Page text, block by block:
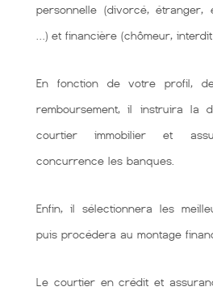
personnelle (divorcé, étranger,
…) et financière (chômeur,
En fonction de votre profil,
remboursement, il instruira la
courtier immobilier et
concurrence les banques.
Enfin, il sélectionnera les
puis procédera au montage
Le courtier en crédit et